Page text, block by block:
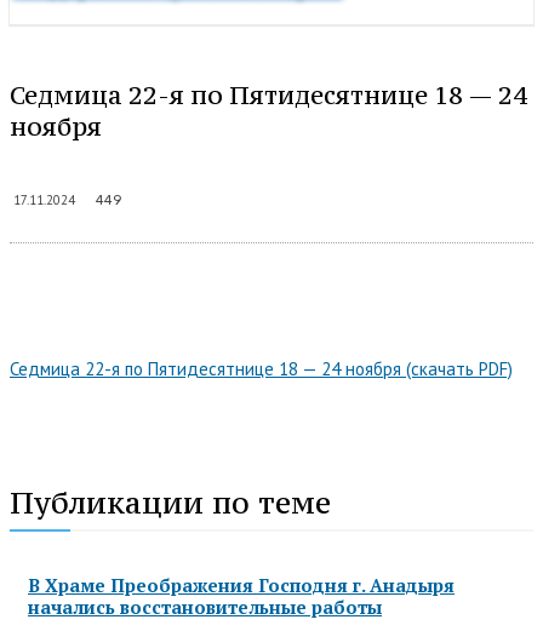
Седмица 22-я по Пятидесятнице 18 — 24
ноября
17.11.2024 449
Седмица 22-я по Пятидесятнице 18 — 24 ноября (скачать PDF)
Публикации по теме
В Храме Преображения Господня г. Анадыря
начались восстановительные работы